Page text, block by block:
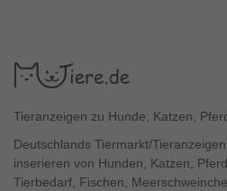
Tieranzeigen zu Hunde, Katzen,
Deutschlands Tiermarkt/
inserieren von Hunden, Katzen,
Tierbedarf, Fischen,